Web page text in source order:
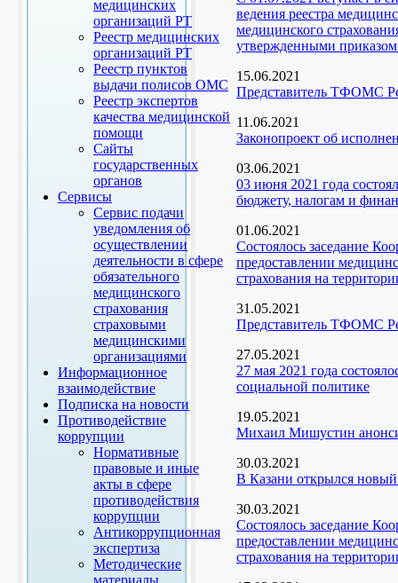
медицинских
организаций РТ
Реестр медицинских
организаций РТ
Реестр пунктов
выдачи полисов ОМС
Реестр экспертов
качества медицинской
помощи
Сайты
государственных
органов
Сервисы
Сервис подачи
уведомления об
осуществлении
деятельности в сфере
обязательного
медицинского
страхования
страховыми
медицинскими
организациями
Информационное
взаимодействие
Подписка на новости
Противодействие
коррупции
Нормативные
правовые и иные
акты в сфере
противодействия
коррупции
Антикоррупционная
экспертиза
Методические
материалы
ведения реестра
медицинского
утвержденными
15.06.2021
Представитель ТФОМС
11.06.2021
Законопроект об
03.06.2021
03 июня 2021 года
бюджету, налогам и
01.06.2021
Состоялось заседание
предоставлении
страхования на
31.05.2021
Представитель ТФОМС
27.05.2021
27 мая 2021 года
социальной политике
19.05.2021
Михаил Мишустин
30.03.2021
В Казани открылся
30.03.2021
Состоялось заседание
предоставлении
страхования на